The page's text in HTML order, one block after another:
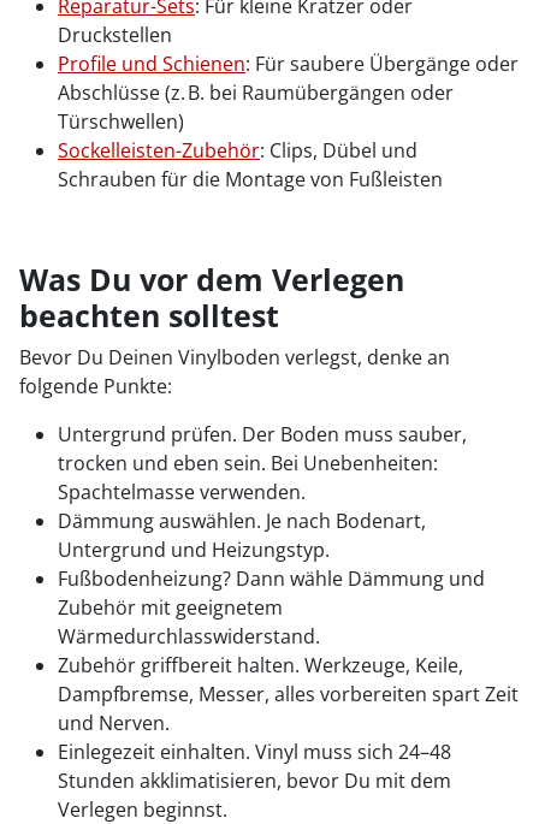
Reparatur-Sets: Für kleine Kratzer oder
Druckstellen
Profile und Schienen: Für saubere Übergänge oder
Abschlüsse (z. B. bei Raumübergängen oder
Türschwellen)
Sockelleisten-Zubehör: Clips, Dübel und
Schrauben für die Montage von Fußleisten
Was Du vor dem Verlegen
beachten solltest
Bevor Du Deinen Vinylboden verlegst, denke an
folgende Punkte:
Untergrund prüfen. Der Boden muss sauber,
trocken und eben sein. Bei Unebenheiten:
Spachtelmasse verwenden.
Dämmung auswählen. Je nach Bodenart,
Untergrund und Heizungstyp.
Fußbodenheizung? Dann wähle Dämmung und
Zubehör mit geeignetem
Wärmedurchlasswiderstand.
Zubehör griffbereit halten. Werkzeuge, Keile,
Dampfbremse, Messer, alles vorbereiten spart Zeit
und Nerven.
Einlegezeit einhalten. Vinyl muss sich 24–48
Stunden akklimatisieren, bevor Du mit dem
Verlegen beginnst.